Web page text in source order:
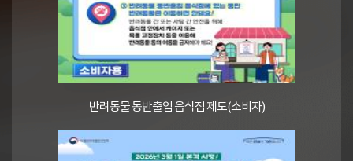
반려동물 동반출입 음식점 제도(소비자)